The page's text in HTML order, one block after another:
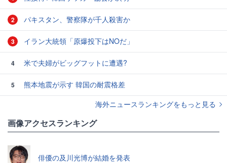
2 パキスタン、警察隊が千人殺害か
3 イラン大統領「原爆投下はNOだ」
4 米で夫婦がビッグフットに遭遇?
5
熊本地震が示す 韓国の耐震格差
海外ニュースランキングをもっと見る
画像アクセスランキング
俳優の及川光博が結婚を発表